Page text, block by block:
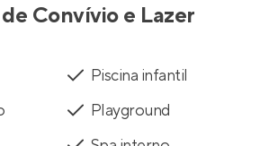
Convívio e Lazer
Piscina infantil
Playground